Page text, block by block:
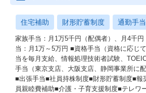
住宅補助 財形貯蓄制度 通勤手当
家族手当：月1万5千円（配偶者）、月4千
当：月1万～5万円 ■資格手当（資格に応じ
当を毎月支給、情報処理技術者試験、
手当（東京支店、大阪支店、静岡事業所に
■出張手当■社員持株制度■財形貯蓄制度■報
員親睦費補助■介護・子育支援制度■テレワ